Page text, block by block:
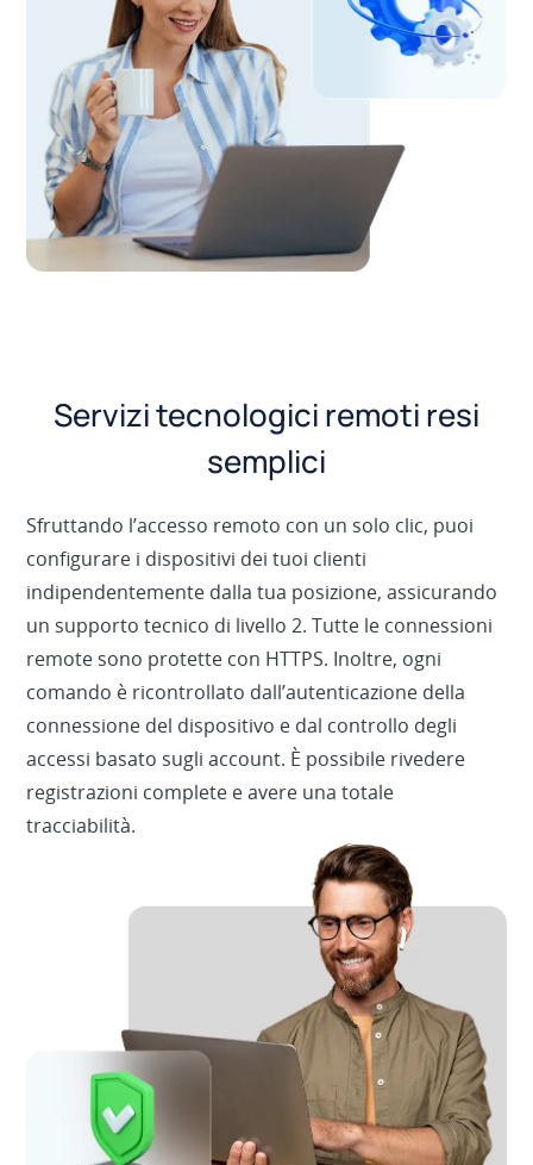
Servizi tecnologici remoti resi
semplici
Sfruttando l’accesso remoto con un solo clic, puoi
configurare i dispositivi dei tuoi clienti
indipendentemente dalla tua posizione, assicurando
un supporto tecnico di livello 2. Tutte le connessioni
remote sono protette con HTTPS. Inoltre, ogni
comando è ricontrollato dall’autenticazione della
connessione del dispositivo e dal controllo degli
accessi basato sugli account. È possibile rivedere
registrazioni complete e avere una totale
tracciabilità.